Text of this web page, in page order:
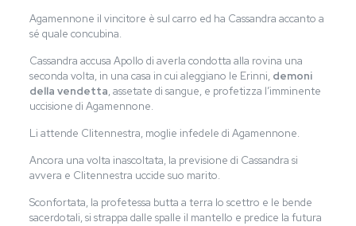
Agamennone il vincitore è sul carro ed ha Cassandra accanto a
sé quale concubina.
Cassandra accusa Apollo di averla condotta alla rovina una
seconda volta, in una casa in cui aleggiano le Erinni, demoni
della vendetta, assetate di sangue, e profetizza l’imminente
uccisione di Agamennone.
Li attende Clitennestra, moglie infedele di Agamennone.
Ancora una volta inascoltata, la previsione di Cassandra si
avvera e Clitennestra uccide suo marito.
Sconfortata, la profetessa butta a terra lo scettro e le bende
sacerdotali, si strappa dalle spalle il mantello e predice la futura